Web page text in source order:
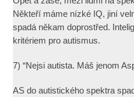
Někteří máme nízké IQ, jiní
spadá někam doprostřed.
kritériem pro autismus.
7) “Nejsi autista. Máš jenom
AS do autistického spektra